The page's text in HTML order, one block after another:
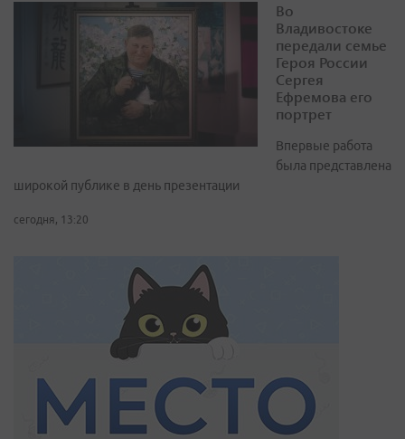
Во
Владивостоке
передали семье
Героя России
Сергея
Ефремова его
портрет
Впервые работа
была представлена
широкой публике в день презентации
сегодня, 13:20